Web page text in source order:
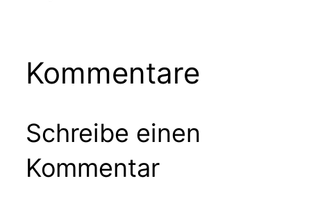
Kommentare
Schreibe einen
Kommentar